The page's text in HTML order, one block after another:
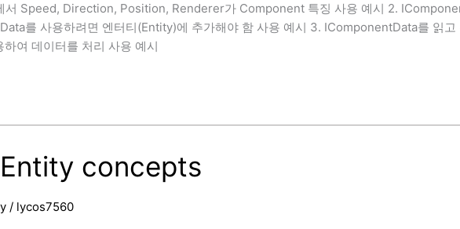
서 Speed, Direction, Position, Renderer가 Component 특징 사용 예시 2.
를 사용하려면 엔터티(Entity)에 추가해야 함 사용 예시 3. IComponentData를 읽고
여 데이터를 처리 사용 예시
Entity concepts
/ lycos7560